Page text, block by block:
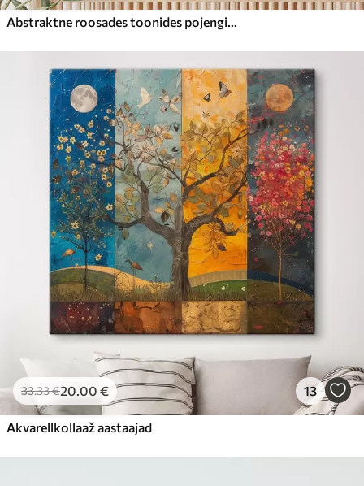
Abstraktne roosades toonides pojengide kimp
33.33€20.00 € 13
Akvarellkollaaž aastaajad